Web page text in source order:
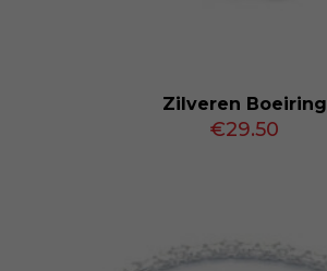
Zilveren Boeiring
€29.50